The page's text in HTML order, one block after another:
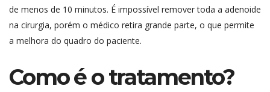
de menos de 10 minutos. É impossível remover toda a adenoide
na cirurgia, porém o médico retira grande parte, o que permite
a melhora do quadro do paciente.
Como é o tratamento?